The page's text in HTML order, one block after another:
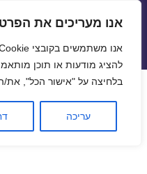
אנו מעריכים את
להציג מודעות או תוכן
בלחיצה על "אישור הכל", את/
עריכה
שערי חליפין
שער ביטקוין לתאריך